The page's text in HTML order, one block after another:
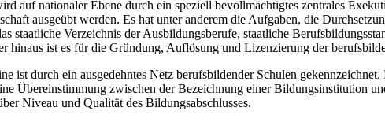
auf nationaler Ebene durch ein speziell bevollmächtigtes zentrales
ausgeübt werden. Es hat unter anderem die Aufgaben, die
staatliche Verzeichnis der Ausbildungsberufe, staatliche
hinaus ist es für die Gründung, Auflösung und Lizenzierung der
ist durch ein ausgedehntes Netz berufsbildender Schulen
Übereinstimmung zwischen der Bezeichnung einer Bildungsinstitution
Niveau und Qualität des Bildungsabschlusses.